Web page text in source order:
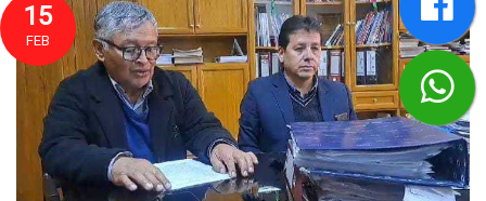
15
FEB